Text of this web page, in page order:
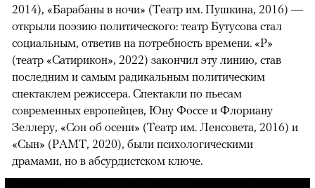
2014), «Барабаны в ночи» (Театр им. Пушкина, 2016) —
открыли поэзию политического: театр Бутусова стал
социальным, ответив на потребность времени. «Р»
(театр «Сатирикон», 2022) закончил эту линию, став
последним и самым радикальным политическим
спектаклем режиссера. Спектакли по пьесам
современных европейцев, Юну Фоссе и Флориану
Зеллеру, «Сон об осени» (Театр им. Ленсовета, 2016) и
«Сын» (РАМТ, 2020), были психологическими
драмами, но в абсурдистском ключе.